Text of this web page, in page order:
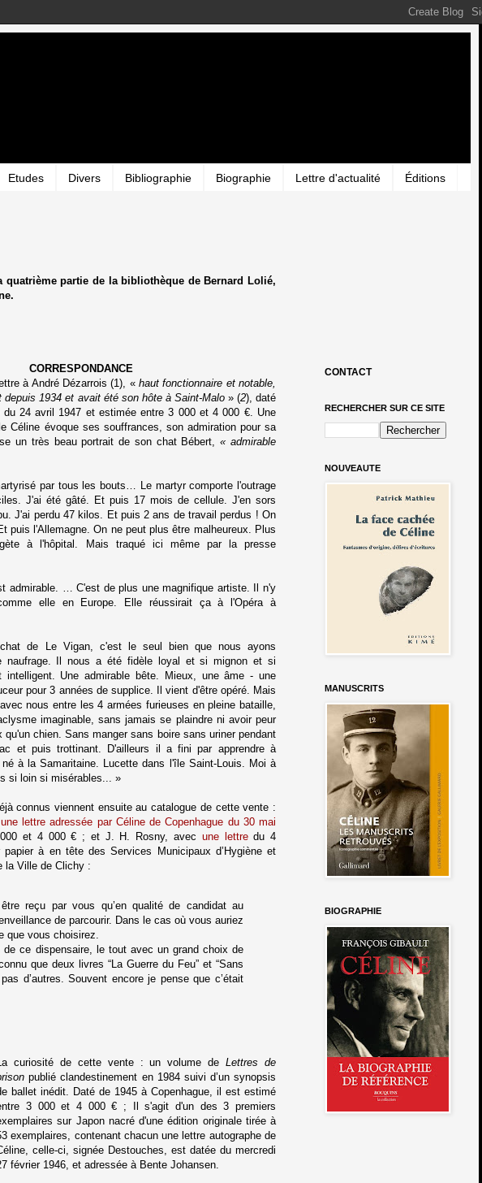
Etudes Divers Bibliographie Biographie Lettre d'actualité Éditions
quatrième partie de la bibliothèque de Bernard Lolié,
CORRESPONDANCE
à André Dézarrois (1), «haut fonctionnaire et notable,
depuis 1934 et avait été son hôte à Saint-Malo » (2), daté
24 avril 1947 et estimée entre3 000 et 4 000 €. Une
Céline évoque ses souffrances, son admiration pour sa
un très beau portrait de son chat Bébert,« admirable
par tous les bouts… Le martyr comporte l'outrage
J'ai été gâté. Et puis 17 mois de cellule. J'en sors
J'ai perdu 47 kilos. Et puis 2 ans de travail perdus ! On
puis l'Allemagne. On ne peut plus être malheureux. Plus
à l'hôpital. Mais traqué ici même par la presse
admirable. … C'est de plus une magnifique artiste. Il n'y
elle en Europe. Elle réussirait ça à l'Opéra à
de Le Vigan, c'est le seul bien que nous ayons
naufrage. Il nous a été fidèle loyal et si mignon et si
intelligent. Une admirable bête. Mieux, une âme - une
pour 3 années de supplice. Il vient d'être opéré. Mais
nous entre les 4 armées furieuses en pleine bataille,
imaginable, sans jamais se plaindre ni avoir peur
chien. Sans manger sans boire sans uriner pendant
et puis trottinant. D'ailleurs il a fini par apprendre à
à la Samaritaine. Lucette dans l'île Saint-Louis. Moi à
si loin si misérables... »
connus viennent ensuite au catalogue de cette vente :
une lettre adressée par Céline de Copenhague du 30 mai
et 4 000 € ; et J. H. Rosny, avec une lettredu 4
papier à en tête des Services Municipaux d’Hygiène et
la Ville de Clichy :
reçu par vous qu’en qualité de candidat au
de parcourir. Dans le cas où vous auriez
que vous choisirez.
ce dispensaire, le tout avec un grand choix de
que deux livres “La Guerre du Feu” et “Sans
d’autres. Souvent encore je pense que c’était
curiosité de cette vente : un volume deLettres de
publié clandestinement en 1984 suivi d’un synopsis
ballet inédit. Daté de 1945 à Copenhague, il est estimé
3 000et 4 000 € ; Il s'agit d'un des 3 premiers
sur Japon nacré d'une édition originale tirée à
exemplaires, contenant chacun une lettre autographe de
celle-ci, signée Destouches, est datée du mercredi
février 1946, et adressée à Bente Johansen.
CONTACT
RECHERCHER SUR CE SITE
NOUVEAUTE
MANUSCRITS
BIOGRAPHIE